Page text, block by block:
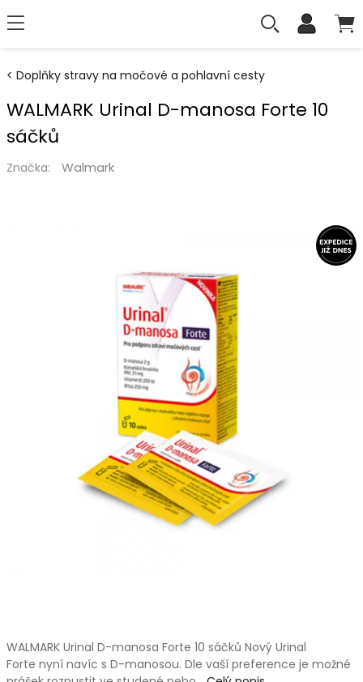
Doplňky stravy na močové a pohlavní cesty
WALMARK Urinal D-manosa Forte 10
sáčků
Značka: Walmark
WALMARK Urinal D-manosa Forte 10 sáčků Nový Urinal
Forte nyní navíc s D-manosou. Dle vaší preference je možné